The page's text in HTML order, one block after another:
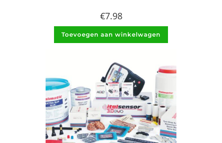
€7.98
Toevoegen aan winkelwagen